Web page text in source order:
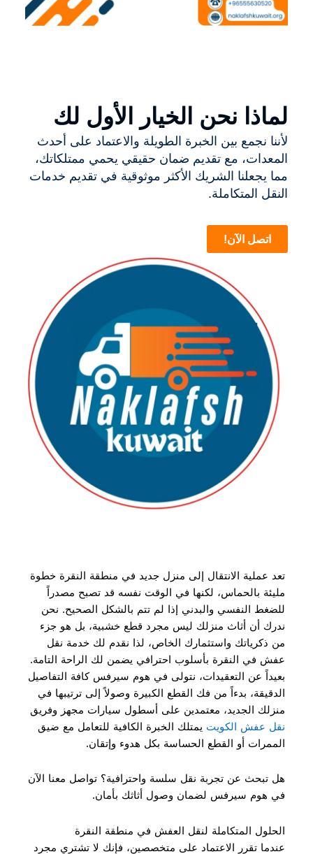
لماذا نحن الخيار الأول لك
لأننا نجمع بين الخبرة الطويلة والاعتماد على أحدث
المعدات، مع تقديم ضمان حقيقي يحمي ممتلكاتك،
مما يجعلنا الشريك الأكثر موثوقية في تقديم خدمات
النقل المتكاملة.
اتصل الآن!
تعد عملية الانتقال إلى منزل جديد في منطقة النقرة خطوة
مليئة بالحماس، لكنها في الوقت نفسه قد تصبح مصدراً
للضغط النفسي والبدني إذا لم تتم بالشكل الصحيح. نحن
ندرك أن أثاث منزلك ليس مجرد قطع خشبية، بل هو جزء
من ذكرياتك واستثمارك الخاص، لذا نقدم لك خدمة نقل
عفش في النقرة بأسلوب احترافي يضمن لك الراحة التامة.
بعيداً عن التعقيدات، نتولى في هوم سيرفس كافة التفاصيل
الدقيقة، بدءاً من فك القطع الكبيرة وصولاً إلى ترتيبها في
منزلك الجديد، معتمدين على أسطول سيارات مجهز وفريق
نقل عفش الكويت يمتلك الخبرة الكافية للتعامل مع ضيق
الممرات أو القطع الحساسة بكل هدوء وإتقان.
هل تبحث عن تجربة نقل سلسة واحترافية؟ تواصل معنا الآن
في هوم سيرفس لضمان وصول أثاثك بأمان.
الحلول المتكاملة لنقل العفش في منطقة النقرة
عندما تقرر الاعتماد على متخصصين، فإنك لا تشتري مجرد